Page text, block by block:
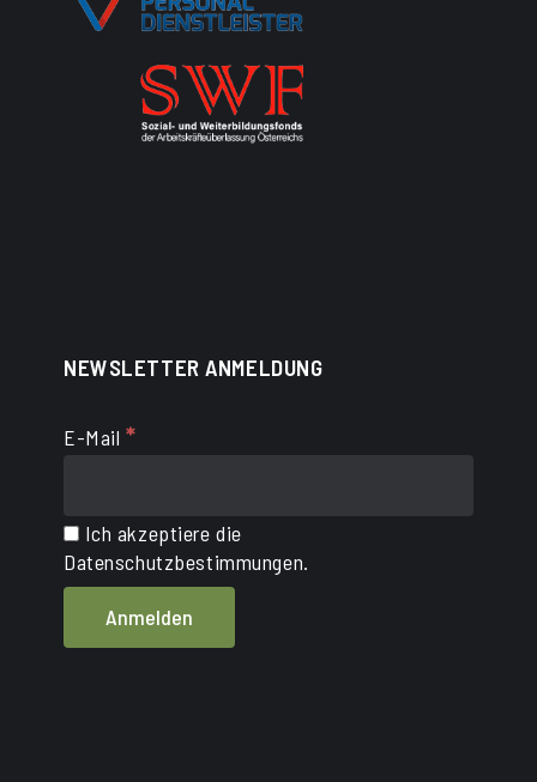
NEWSLETTER ANMELDUNG
E-Mail *
Ich akzeptiere die
Datenschutzbestimmungen.